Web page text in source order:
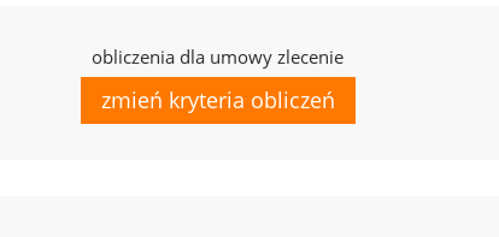
obliczenia dla umowy zlecenie
zmień kryteria obliczeń